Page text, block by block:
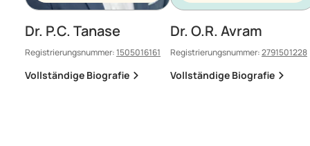
Dr. P.C. Tanase
Registrierungsnummer:1505016161
Vollständige Biografie
Dr. O.R. Avram
Registrierungsnummer:2791501228
Vollständige Biografie